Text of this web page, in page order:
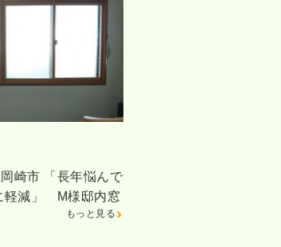
崎市 「長年悩んで
軽減」 M様邸内窓
もっと見る